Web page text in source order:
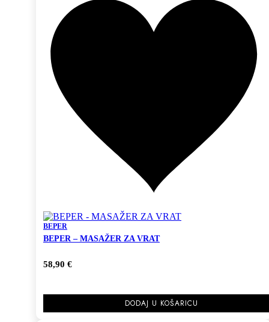
BEPER
BEPER – MASAŽER ZA VRAT
58,90 €
DODAJ U KOŠARICU